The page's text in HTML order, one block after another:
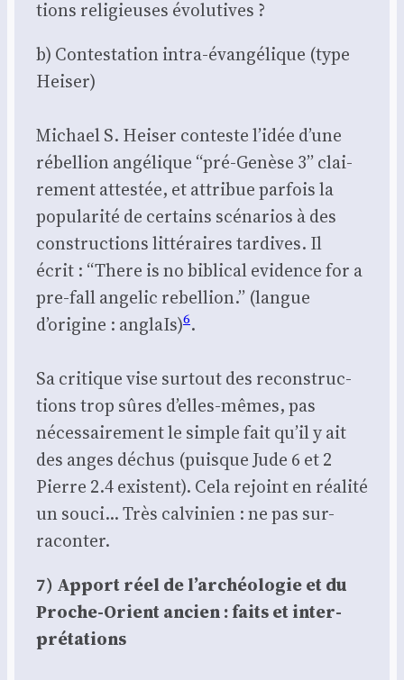
tions reli­gieuses évo­lu­tives ?
b) Contes­ta­tion intra-évan­gé­lique (type
Hei­ser)
Michael S. Hei­ser conteste l’idée d’une
rébel­lion angé­lique “pré-Genèse 3” clai­
re­ment attes­tée, et attri­bue par­fois la
popu­la­ri­té de cer­tains scé­na­rios à des
construc­tions lit­té­raires tar­dives. Il
écrit : “There is no bibli­cal evi­dence for a
pre-fall ange­lic rebel­lion.” (langue
d’origine : anglaIs)6.
Sa cri­tique vise sur­tout des recons­truc­
tions trop sûres d’elles-mêmes, pas
néces­sai­re­ment le simple fait qu’il y ait
des anges déchus (puisque Jude 6 et 2
Pierre 2.4 existent). Cela rejoint en réa­li­té
un sou­ci… Très cal­vi­nien : ne pas sur-
racon­ter.
7) Apport réel de l’archéologie et du
Proche-Orient ancien : faits et inter­
pré­ta­tions